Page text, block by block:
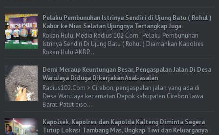
Pelaku Pembunuhan Istrinya Sendiri di Ujung Batu ( Rohul )
Kabur ke Nias Selatan Ujungnya Tertangkap Juga
Rokan Hulu. Media Radius 102 Com. Pelaku Pembunuhan
Istrinya Sendiri Di Ujung Batu ( Rohul ) Diamankan Kapolres
Rokan Hulu AKBP...
Demi Meraup Keuntungan Besar, Pengaspalan Jalan Di Desa
WaruJaya Diduga Dikerjakan Asal-asalan
Radius102.Com > Cirebon, pengaspalan jalan yang ada di
Desa WaruJaya kecamatan Depok kabupaten Cirebon Jawa
Barat. Patut diso...
Kapolsek, Kapolres dan Kapolda Kalteng Diminta Segera
Tutup Lokasi Tambang Mas, Ungkap Tiwi dan Keluarganya